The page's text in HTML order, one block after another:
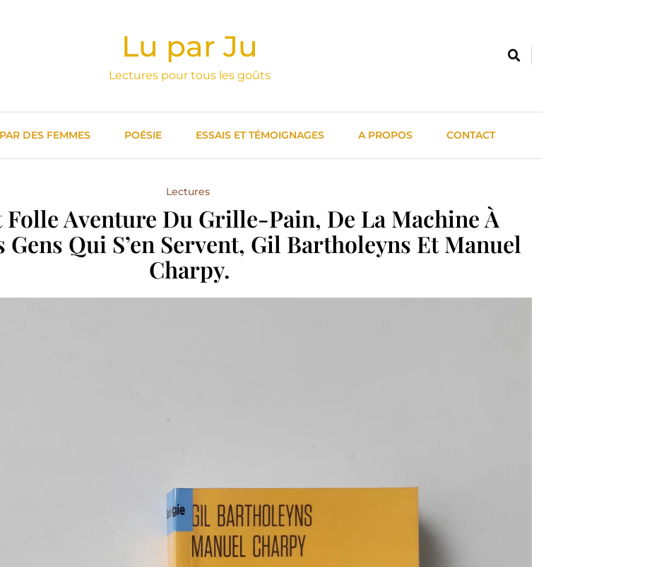
Lu par Ju
Lectures pour tous les goûts
DES FEMMES POÉSIE ESSAIS ET TÉMOIGNAGES A PROPOS CONTACT
Lectures
Folle Aventure Du Grille-Pain, De La Machine À
Gens Qui S’en Servent, Gil Bartholeyns Et Manuel
Charpy.